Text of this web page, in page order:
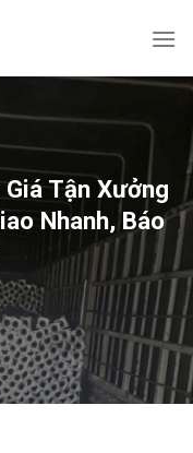
Tận Xưởng
Nhanh, Báo